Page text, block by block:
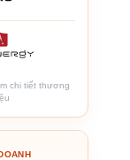
chi tiết thương